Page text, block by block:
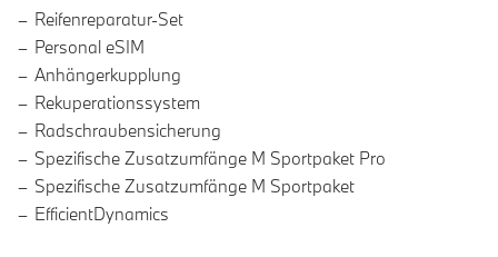
Reifenreparatur-Set
Personal eSIM
Anhängerkupplung
Rekuperationssystem
Radschraubensicherung
Spezifische Zusatzumfänge M Sportpaket Pro
Spezifische Zusatzumfänge M Sportpaket
EfficientDynamics